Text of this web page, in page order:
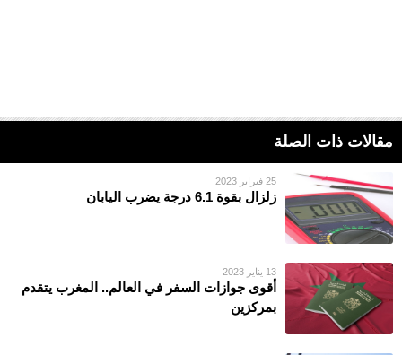
مقالات ذات الصلة
25 فبراير 2023
زلزال بقوة 6.1 درجة يضرب اليابان
13 يناير 2023
أقوى جوازات السفر في العالم.. المغرب يتقدم
بمركزين